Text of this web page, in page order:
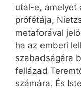
utal-e, amelyet
prófétája,
metaforával
ha az emberi
szabadságára
fellázad
számára. És